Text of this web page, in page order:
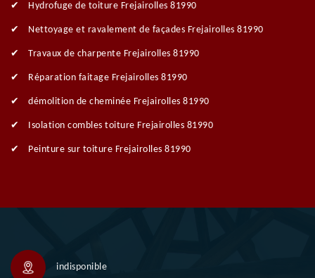
Hydrofuge de toiture Frejairolles 81990
Nettoyage et ravalement de façades Frejairolles 81990
Travaux de charpente Frejairolles 81990
Réparation faitage Frejairolles 81990
démolition de cheminée Frejairolles 81990
Isolation combles toiture Frejairolles 81990
Peinture sur toiture Frejairolles 81990
indisponible